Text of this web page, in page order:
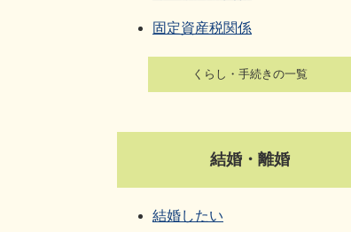
固定資産税関係
くらし・手続きの一覧
結婚・離婚
結婚したい